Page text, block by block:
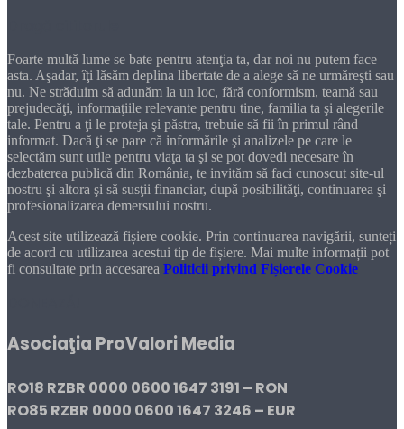
Foarte multă lume se bate pentru atenţia ta, dar noi nu putem face
asta. Aşadar, îţi lăsăm deplina libertate de a alege să ne urmăreşti sau
nu. Ne străduim să adunăm la un loc, fără conformism, teamă sau
prejudecăţi, informaţiile relevante pentru tine, familia ta şi alegerile
tale. Pentru a ţi le proteja şi păstra, trebuie să fii în primul rând
informat. Dacă ţi se pare că informările şi analizele pe care le
selectăm sunt utile pentru viaţa ta şi se pot dovedi necesare în
dezbaterea publică din România, te invităm să faci cunoscut site-ul
nostru şi altora şi să susţii financiar, după posibilităţi, continuarea şi
profesionalizarea demersului nostru.
Acest site utilizează fișiere cookie. Prin continuarea navigării, sunteți
de acord cu utilizarea acestui tip de fișiere. Mai multe informații pot
fi consultate prin accesarea Politicii privind Fișierele Cookie
Asociaţia ProValori Media
RO18 RZBR 0000 0600 1647 3191 – RON
RO85 RZBR 0000 0600 1647 3246 – EUR